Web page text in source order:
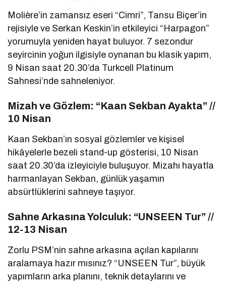
Molière’in zamansız eseri “Cimri”, Tansu Biçer’in
rejisiyle ve Serkan Keskin’in etkileyici “Harpagon”
yorumuyla yeniden hayat buluyor. 7 sezondur
seyircinin yoğun ilgisiyle oynanan bu klasik yapım,
9 Nisan saat 20.30’da Turkcell Platinum
Sahnesi’nde sahneleniyor.
Mizah ve Gözlem: “Kaan Sekban Ayakta” //
10 Nisan
Kaan Sekban’ın sosyal gözlemler ve kişisel
hikâyelerle bezeli stand-up gösterisi, 10 Nisan
saat 20.30’da izleyiciyle buluşuyor. Mizahı hayatla
harmanlayan Sekban, günlük yaşamın
absürtlüklerini sahneye taşıyor.
Sahne Arkasına Yolculuk: “UNSEEN Tur” //
12-13 Nisan
Zorlu PSM’nin sahne arkasına açılan kapılarını
aralamaya hazır mısınız? “UNSEEN Tur”, büyük
yapımların arka planını, teknik detaylarını ve